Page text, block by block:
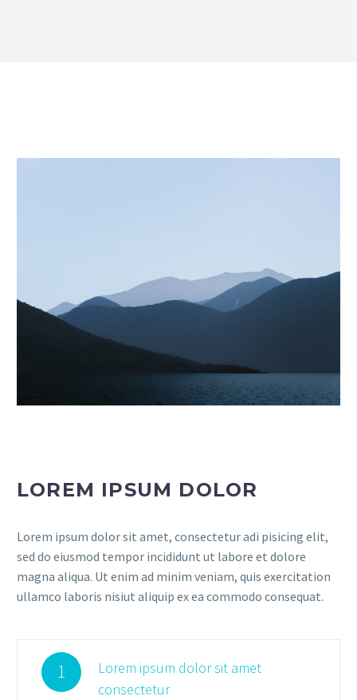
LOREM IPSUM DOLOR
Lorem ipsum dolor sit amet, consectetur adi pisicing elit,
sed do eiusmod tempor incididunt ut labore et dolore
magna aliqua. Ut enim ad minim veniam, quis exercitation
ullamco laboris nisiut aliquip ex ea commodo consequat.
1
Lorem ipsum dolor sit amet
consectetur